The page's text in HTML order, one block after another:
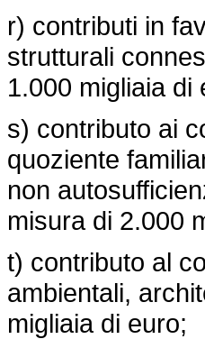
r) contributi in
strutturali
1.000 migliaia di
s) contributo ai
quoziente
non
misura di 2.000
t) contributo al
ambientali,
migliaia di euro;